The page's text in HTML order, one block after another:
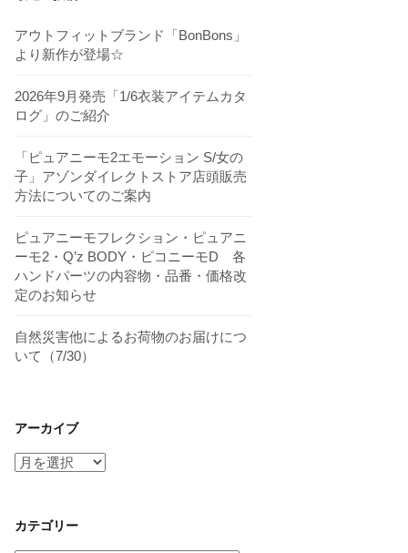
アウトフィットブランド「BonBons」
より新作が登場☆
2026年9月発売「1/6衣装アイテムカタ
ログ」のご紹介
「ピュアニーモ2エモーション S/女の
子」アゾンダイレクトストア店頭販売
方法についてのご案内
ピュアニーモフレクション・ピュアニ
ーモ2・Q’z BODY・ピコニーモD 各
ハンドパーツの内容物・品番・価格改
定のお知らせ
自然災害他によるお荷物のお届けにつ
いて（7/30）
アーカイブ
ア
イ
ブ
カテゴリー